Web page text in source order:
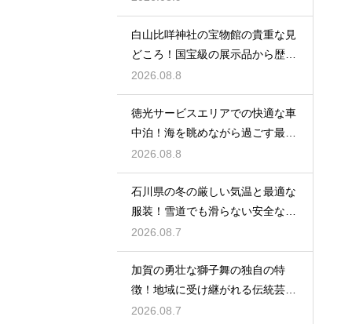
白山比咩神社の宝物館の貴重な見
どころ！国宝級の展示品から歴史
を学ぶ
2026.08.8
徳光サービスエリアでの快適な車
中泊！海を眺めながら過ごす最高
の朝時間
2026.08.8
石川県の冬の厳しい気温と最適な
服装！雪道でも滑らない安全な靴
の選び方
2026.08.7
加賀の勇壮な獅子舞の独自の特
徴！地域に受け継がれる伝統芸能
の迫力
2026.08.7